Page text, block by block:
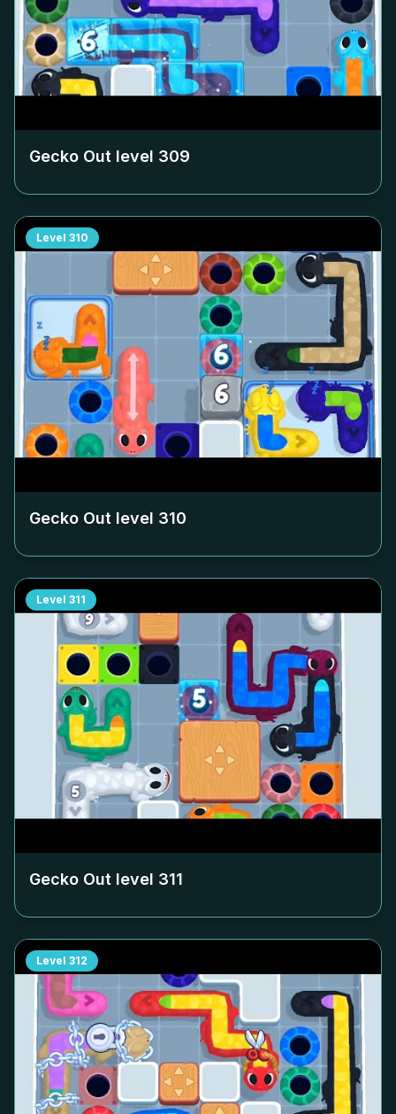
Gecko Out level 309
Level 310
Gecko Out level 310
Level 311
Gecko Out level 311
Level 312